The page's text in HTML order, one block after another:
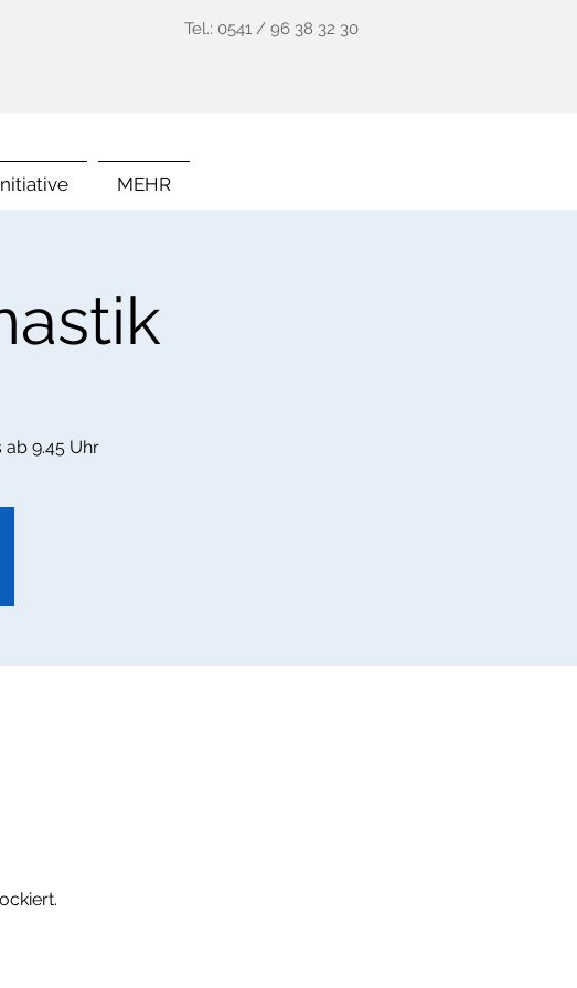
Tel.: 0541 / 96 38 32 30
MEHR
9.45 Uhr